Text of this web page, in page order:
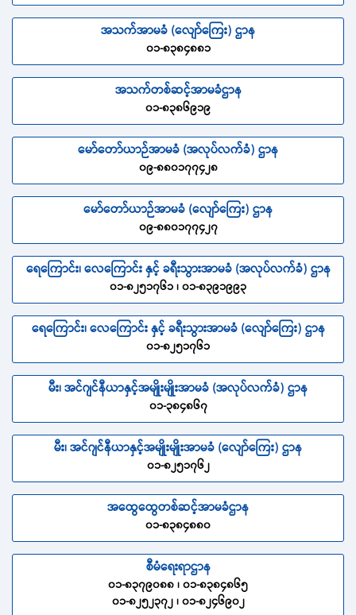
အသက်အာမခံ (လျော်ကြေး) ဌာန
၀၁-၈၃၈၄၈၈၁
အသက်တစ်ဆင့်အာမခံဌာန
၀၁-၈၃၈၆၉၁၉
မော်တော်ယာဉ်အာမခံ (အလုပ်လက်ခံ) ဌာန
၀၉-၈၈၀၁၇၇၄၂၈
မော်တော်ယာဉ်အာမခံ (လျော်ကြေး) ဌာန
၀၉-၈၈၀၁၇၇၄၂၇
ရေကြောင်း၊ လေကြောင်း နှင့် ခရီးသွားအာမခံ (အလုပ်လက်ခံ) ဌာန
၀၁-၈၂၅၁၇၆၁ ၊ ၀၁-၈၃၉၁၉၉၃
ရေကြောင်း၊ လေကြောင်း နှင့် ခရီးသွားအာမခံ (လျော်ကြေး) ဌာန
၀၁-၈၂၅၁၇၆၁
မီး၊ အင်ဂျင်နီယာနှင့်အမျိုးမျိုးအာမခံ (အလုပ်လက်ခံ) ဌာန
၀၁-၃၈၄၈၆၇
မီး၊ အင်ဂျင်နီယာနှင့်အမျိုးမျိုးအာမခံ (လျော်ကြေး) ဌာန
၀၁-၈၂၅၁၇၆၂
အထွေထွေတစ်ဆင့်အာမခံဌာန
၀၁-၈၃၈၄၈၈၀
စီမံရေးရာဌာန
၀၁-၈၃၇၉၀၈၈ ၊ ၀၁-၈၃၈၄၈၆၅
၀၁-၈၂၅၂၃၇၂ ၊ ၀၁-၈၂၄၆၉၀၂